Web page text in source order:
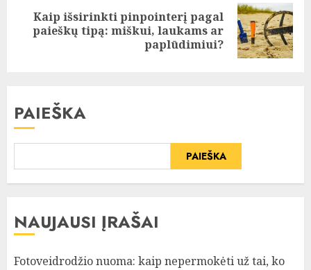
Next
Kaip išsirinkti pinpointerį pagal
paieškų tipą: miškui, laukams ar
paplūdimiui?
PAIEŠKA
PAIEŠKA
NAUJAUSI ĮRAŠAI
Fotoveidrodžio nuoma: kaip nepermokėti už tai, ko